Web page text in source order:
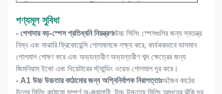
পরিবেশগত স্তর E1 গ্রেড, ফর্মালডিহাইড মুক্ত
মূল কাজ
মূল কাজ শব্দ শোষণ ও অভ্যন্তর প্রসাধন
সার্টিফিকেট
CE,FSC,EN 13501-1 B,ASTM
E84 ক্লাস A,
পণ্যমূল সুবিধা
- পেশাদার বড়-স্পেস প্রতিধ্বনি নিয়ন্ত্রণঃউচ্চ সিলিং স্পেসগুলির জন্য স্বতন্ত্র
নিম্ন এবং মাঝারি ফ্রিকোয়েন্সি গোলমালকে লক্ষ্য করে, কার্যকরভাবে ভাসমান
গোলমাল শোষণ করে এবং অভ্যন্তরীণ অভ্যন্তরীণ শব্দ ক্ষেত্রের জন্য
জিমনিয়াম ইকো এবং থিয়েটারের স্ট্যান্ডিং ওয়েভ গোলমাল দূর করে।
- A1 উচ্চ উচ্চতার কাঠামোর জন্য অগ্নিনির্বাপক নিরাপত্তাঃঅজৈব কাঠের
উলের সিলিং কাঠামো সম্পূর্ণ অ-জ্বালানী, উচ্চ উচ্চতায় সিলিং আগুনের ঝুঁকি দূর